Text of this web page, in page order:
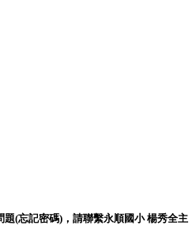
(忘記密碼)，請聯繫永順國小 楊秀全主